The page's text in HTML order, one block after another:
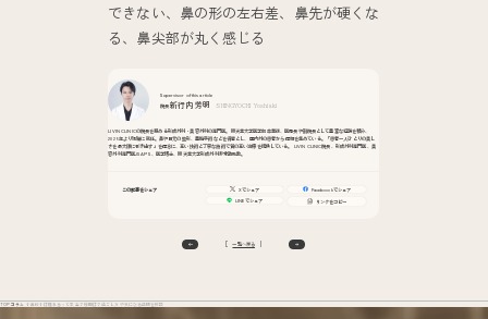
できない、鼻の形の左右差、鼻先が硬くな
る、鼻尖部が丸く感じる
Supervisor of this article
院長新行内 芳明 SHINGYOCHI Yoshiaki
LIVIN CLINICの院長を務める形成外科・美容外科の専門医。順天堂大学医学部卒業後、医局長や副院長として豊富な経験を積み、
2025年より現職に就任。鼻や目元の整形、豊胸手術などを得意とし、国内外の患者から信頼を集めている。「患者一人ひとりの美し
さを最大限に引き出す」を信念に、高い技術と丁寧な施術で質の高い治療を提供している。 LIVIN CLINIC院長、形成外科専門医、美
容外科専門医JSAPS、医学博士、順天堂大学形成外科非常勤助教。
この記事をシェア Xでシェア
Facebookでシェア
LINEでシェア
リンクをコピー
一覧へ戻る
TOP コラム 小鼻縮小は腫れるって本当？原因は？過ごし方や気になる疑問を解説